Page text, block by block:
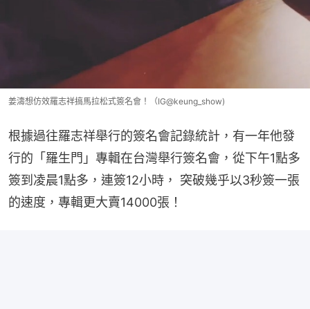
姜濤想仿效羅志祥搞馬拉松式簽名會！（IG@keung_show)
根據過往羅志祥舉行的簽名會記錄統計，有一年他發
行的「羅生門」專輯在台灣舉行簽名會，從下午1點多
簽到凌晨1點多，連簽12小時， 突破幾乎以3秒簽一張
的速度，專輯更大賣14000張！